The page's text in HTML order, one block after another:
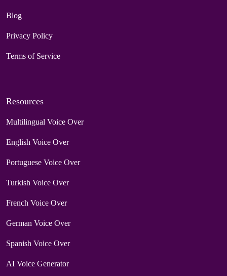
Blog
Privacy Policy
Terms of Service
Resources
Multilingual Voice Over
English Voice Over
Portuguese Voice Over
Turkish Voice Over
French Voice Over
German Voice Over
Spanish Voice Over
AI Voice Generator